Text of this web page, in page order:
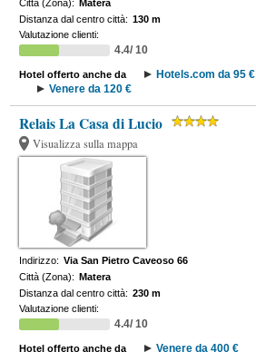
Città (Zona): Matera
Distanza dal centro città: 130 m
Valutazione clienti:
4.4/ 10
Hotel offerto anche da Hotels.com da 95 €
Venere da 120 €
Relais La Casa di Lucio
Visualizza sulla mappa
Indirizzo: Via San Pietro Caveoso 66
Città (Zona): Matera
Distanza dal centro città: 230 m
Valutazione clienti:
4.4/ 10
Hotel offerto anche da Venere da 400 €